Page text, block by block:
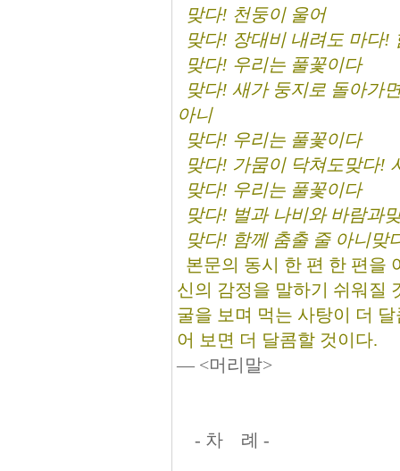
맞다! 천둥이 울어
맞다! 장대비 내려도 마다!
맞다! 우리는 풀꽃이다
맞다! 새가 둥지로 돌아가
아니
맞다! 우리는 풀꽃이다
맞다! 가뭄이 닥쳐도맞다!
맞다! 우리는 풀꽃이다
맞다! 벌과 나비와 바람과
맞다! 함께 춤출 줄 아니맞
본문의 동시 한 편 한 편을
신의 감정을 말하기 쉬워질
굴을 보며 먹는 사탕이 더
어 보면 더 달콤할 것이다.
― <머리말>
- 차 례 -